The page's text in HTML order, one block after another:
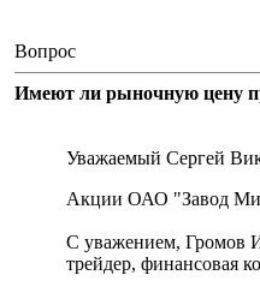
Вопрос
Имеют ли рыночную цену
Уважаемый Сергей
Акции ОАО "Завод
С уважением, Громов
трейдер, финансовая